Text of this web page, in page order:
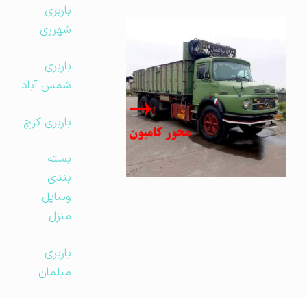
باربری
شهرری
باربری
شمس آباد
باربری کرج
بسته
بندی
وسایل
منزل
باربری
مبلمان